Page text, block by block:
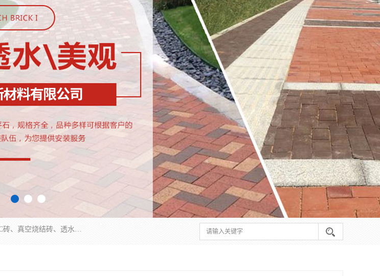
集科研、开发、生产于一体，是专业的烧结砖、陶土砖厂家，主要产品有PC砖、真空烧结砖、透水彩砖、陶土烧结砖、仿古青砖、植草砖等系列产品。